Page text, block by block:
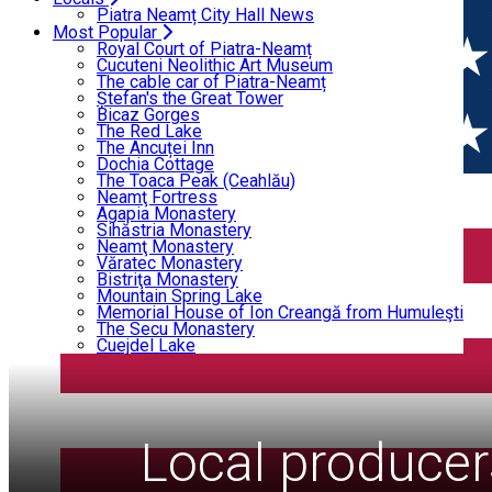
Bicaz Gorges
The Red Lake
The Ancuței Inn
Dochia Cottage
The Toaca Peak (Ceahlău)
Neamţ Fortress
Agapia Monastery
Sihăstria Monastery
Neamţ Monastery
Văratec Monastery
Bistriţa Monastery
Mountain Spring Lake
Memorial House of Ion Creangă from Humuleşti
The Secu Monastery
Cuejdel Lake
Piatra Neamț City Hall News
Most Popular
Royal Court of Piatra-Neamț
Cucuteni Neolithic Art Museum
The cable car of Piatra-Neamț
Ștefan's the Great Tower
Bicaz Gorges
The Red Lake
The Ancuței Inn
Dochia Cottage
The Toaca Peak (Ceahlău)
Neamţ Fortress
Agapia Monastery
Sihăstria Monastery
Neamţ Monastery
Văratec Monastery
Bistriţa Monastery
Mountain Spring Lake
Memorial House of Ion Creangă from Humuleşti
The Secu Monastery
Cuejdel Lake
Local
Neamț